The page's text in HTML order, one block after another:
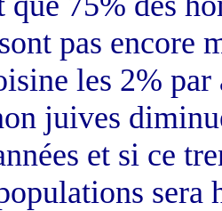
pas encore
les 2% par
juives
et si ce